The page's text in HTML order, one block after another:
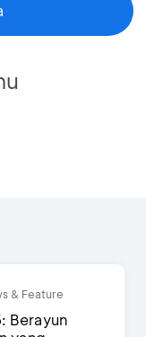
& Feature
Berayun